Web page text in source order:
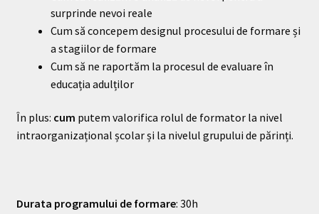
surprinde nevoi reale
Cum să concepem designul procesului de formare și
a stagiilor de formare
Cum să ne raportăm la procesul de evaluare în
educația adulților
În plus: cum putem valorifica rolul de formator la nivel
intraorganizațional școlar și la nivelul grupului de părinți.
Durata programului de formare: 30h